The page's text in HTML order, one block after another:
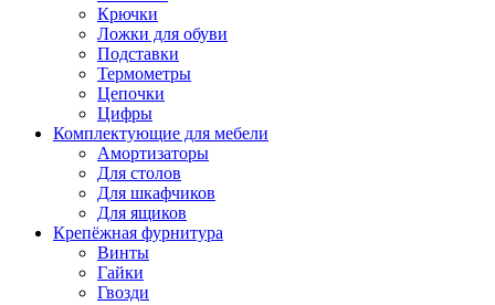
Крючки
Ложки для обуви
Подставки
Термометры
Цепочки
Цифры
Комплектующие для мебели
Амортизаторы
Для столов
Для шкафчиков
Для ящиков
Крепёжная фурнитура
Винты
Гайки
Гвозди